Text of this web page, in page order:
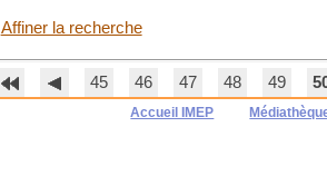
Affiner la recherche
45 46 47 48 49
Accueil IMEP